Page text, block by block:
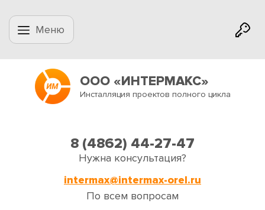
Меню
ООО «ИНТЕРМАКС»
Инсталляция проектов полного цикла
8 (4862) 44-27-47
Нужна консультация?
intermax@intermax-orel.ru
По всем вопросам